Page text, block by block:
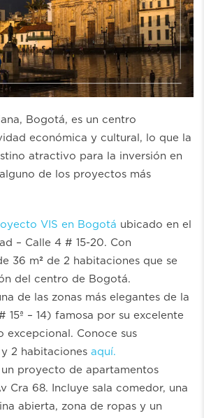
Bogotá, es un centro
económica y cultural, lo que la
atractivo para la inversión en
de los proyectos más
VIS en Bogotá ubicado en el
– Calle 4 # 15-20. Con
36 m² de 2 habitaciones que se
del centro de Bogotá.
de las zonas más elegantes de la
15ª – 14) famosa por su excelente
excepcional. Conoce sus
2 habitaciones aquí.
un proyecto de apartamentos
Cra 68. Incluye sala comedor, una
abierta, zona de ropas y un